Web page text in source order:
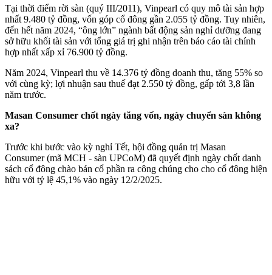
Tại thời điểm rời sàn (quý III/2011), Vinpearl có quy mô tài sản hợp
nhất 9.480 tỷ đồng, vốn góp cổ đông gần 2.055 tỷ đồng. Tuy nhiên,
đến hết năm 2024, “ông lớn” ngành bất động sản nghỉ dưỡng đang
sở hữu khối tài sản với tổng giá trị ghi nhận trên báo cáo tài chính
hợp nhất xấp xỉ 76.900 tỷ đồng.
Năm 2024, Vinpearl thu về 14.376 tỷ đồng doanh thu, tăng 55% so
với cùng kỳ; lợi nhuận sau thuế đạt 2.550 tỷ đồng, gấp tới 3,8 lần
năm trước.
Masan Consumer chốt ngày tăng vốn, ngày chuyển sàn không
xa?
Trước khi bước vào kỳ nghỉ Tết, hội đồng quản trị Masan
Consumer (mã MCH - sàn UPCoM) đã quyết định ngày chốt danh
sách cổ đông chào bán cổ phần ra công chúng cho cho cổ đông hiện
hữu với tỷ lệ 45,1% vào ngày 12/2/2025.